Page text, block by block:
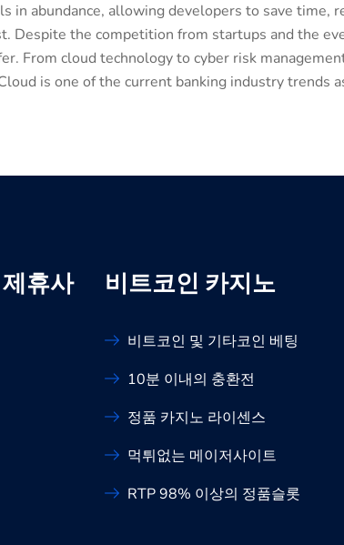
abundance, allowing developers to save time,
the competition from startups and the
From cloud technology to cyber risk
is one of the current banking industry trends
휴사 비트코인 카지노
비트코인 및 기타코인 베팅
10분 이내의 충환전
정품 카지노 라이센스
먹튀없는 메이저사이트
RTP 98% 이상의 정품슬롯